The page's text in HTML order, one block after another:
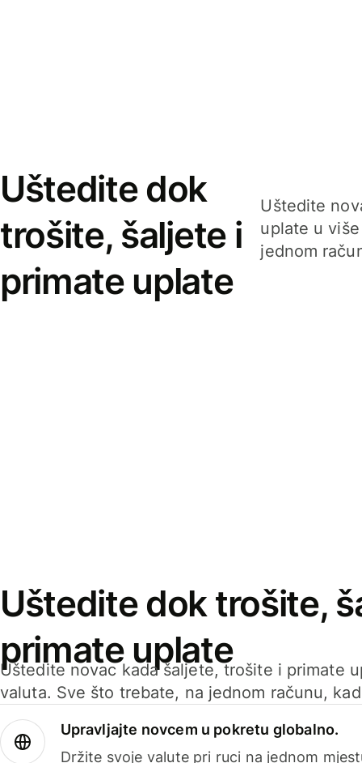
Uštedite dok
trošite, šaljete i
primate uplate
Uštedite
uplate u
jednom
Uštedite dok trošite,
primate uplate
Uštedite novac kada šaljete, trošite i primate
valuta. Sve što trebate, na jednom računu,
Upravljajte novcem u pokretu globalno.
Držite svoje valute pri ruci na jednom